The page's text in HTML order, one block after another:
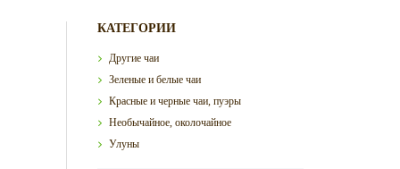
КАТЕГОРИИ
Другие чаи
Зеленые и белые чаи
Красные и черные чаи, пуэры
Необычайное, околочайное
Улуны